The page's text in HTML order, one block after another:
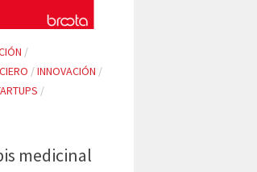
/
/INNOVACIÓN /
/
medicinal